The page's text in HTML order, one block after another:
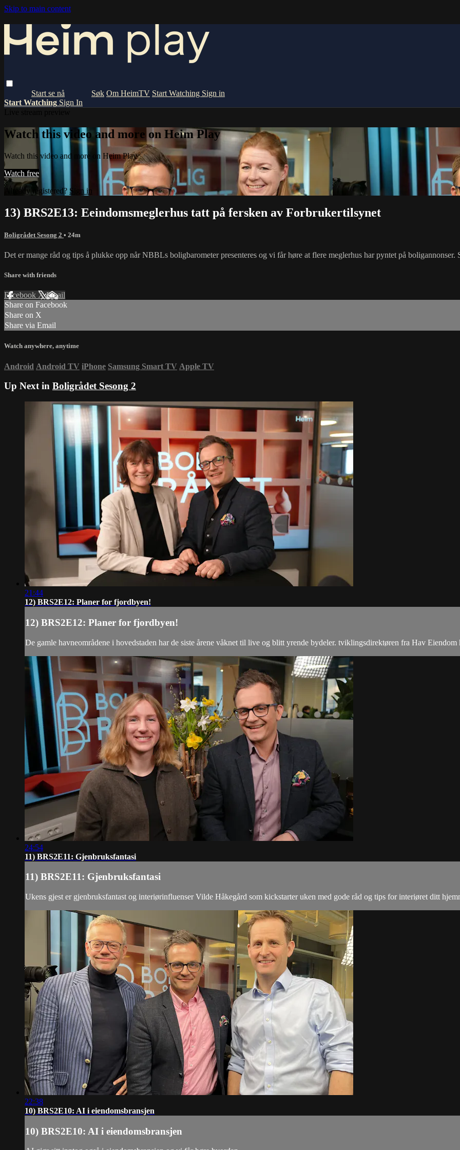
Skip to main content
Om HeimTV Start Watching Sign in
Start Watching Sign In
Watch this video and more on Heim Play
Watch this video and more on Heim Play
Watch free
Already registered? Sign in
13) BRS2E13: Eeindomsmeglerhus tatt på fersken av Forbrukertilsynet
Boligrådet Sesong 2 • 24m
Det er mange råd og tips å plukke opp når NBBLs boligbarometer presenteres og vi får høre at flere meglerhus har pyntet på
Share with friends
Facebook XEmail
Share on Facebook
Share on X
Share via Email
Watch anywhere, anytime
Android Android TV iPhone Samsung Smart TV Apple TV
Up Next in Boligrådet Sesong 2
21:44
12) BRS2E12: Planer for fjordbyen!
12) BRS2E12: Planer for fjordbyen!
De gamle havneområdene i hovedstaden har de siste årene våknet til live og blitt yrende bydeler. tviklingsdirektøren fra Hav
24:54
11) BRS2E11: Gjenbruksfantasi
11) BRS2E11: Gjenbruksfantasi
Ukens gjest er gjenbruksfantast og interiørinfluenser Vilde Håkegård som kickstarter uken med gode råd og tips for interiøret ditt
22:38
10) BRS2E10: AI i eiendomsbransjen
10) BRS2E10: AI i eiendomsbransjen